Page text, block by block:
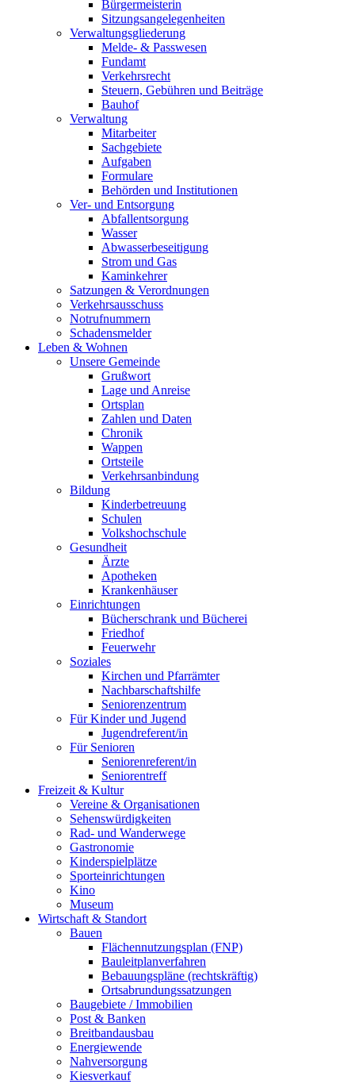
Bürgermeisterin
Sitzungsangelegenheiten
Verwaltungsgliederung
Melde- & Passwesen
Fundamt
Verkehrsrecht
Steuern, Gebühren und Beiträge
Bauhof
Verwaltung
Mitarbeiter
Sachgebiete
Aufgaben
Formulare
Behörden und Institutionen
Ver- und Entsorgung
Abfallentsorgung
Wasser
Abwasserbeseitigung
Strom und Gas
Kaminkehrer
Satzungen & Verordnungen
Verkehrsausschuss
Notrufnummern
Schadensmelder
Leben & Wohnen
Unsere Gemeinde
Grußwort
Lage und Anreise
Ortsplan
Zahlen und Daten
Chronik
Wappen
Ortsteile
Verkehrsanbindung
Bildung
Kinderbetreuung
Schulen
Volkshochschule
Gesundheit
Ärzte
Apotheken
Krankenhäuser
Einrichtungen
Bücherschrank und Bücherei
Friedhof
Feuerwehr
Soziales
Kirchen und Pfarrämter
Nachbarschaftshilfe
Seniorenzentrum
Für Kinder und Jugend
Jugendreferent/in
Für Senioren
Seniorenreferent/in
Seniorentreff
Freizeit & Kultur
Vereine & Organisationen
Sehenswürdigkeiten
Rad- und Wanderwege
Gastronomie
Kinderspielplätze
Sporteinrichtungen
Kino
Museum
Wirtschaft & Standort
Bauen
Flächennutzungsplan (FNP)
Bauleitplanverfahren
Bebauungspläne (rechtskräftig)
Ortsabrundungssatzungen
Baugebiete / Immobilien
Post & Banken
Breitbandausbau
Energiewende
Nahversorgung
Kiesverkauf